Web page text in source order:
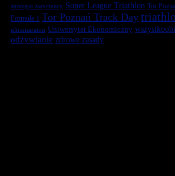
strategia zwycięzcy Super League Triathlon Tor
Formuła 1 Tor Poznań Track Day
ultramaraton Uniwersytet Ekonomiczny
odżywianie zdrowe zasady